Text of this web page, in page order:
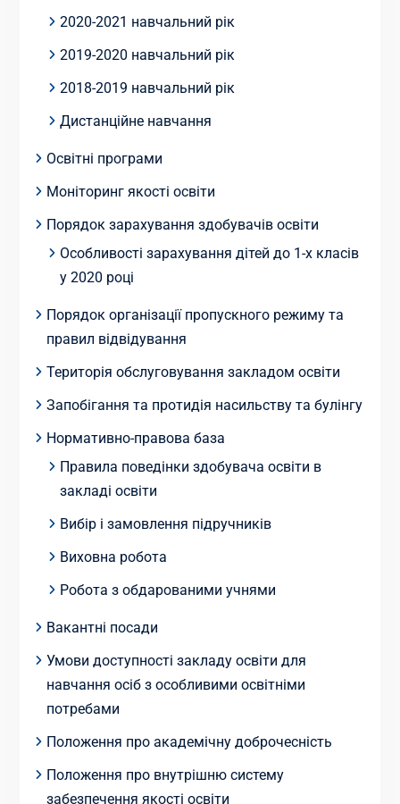
2020-2021 навчальний рік
2019-2020 навчальний рік
2018-2019 навчальний рік
Дистанційне навчання
Освітні програми
Моніторинг якості освіти
Порядок зарахування здобувачів освіти
Особливості зарахування дітей до 1-х класів
у 2020 році
Порядок організації пропускного режиму та
правил відвідування
Територія обслуговування закладом освіти
Запобігання та протидія насильству та булінгу
Нормативно-правова база
Правила поведінки здобувача освіти в
закладі освіти
Вибір і замовлення підручників
Виховна робота
Робота з обдарованими учнями
Вакантні посади
Умови доступності закладу освіти для
навчання осіб з особливими освітніми
потребами
Положення про академічну доброчесність
Положення про внутрішню систему
забезпечення якості освіти